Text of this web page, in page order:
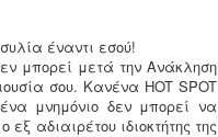
έναντι εσού!
μπορεί μετά την Ανάκληση
σου. Κανένα HOT SPOT
μνημόνιο δεν μπορεί να
αδιαιρέτου ιδιοκτήτης της